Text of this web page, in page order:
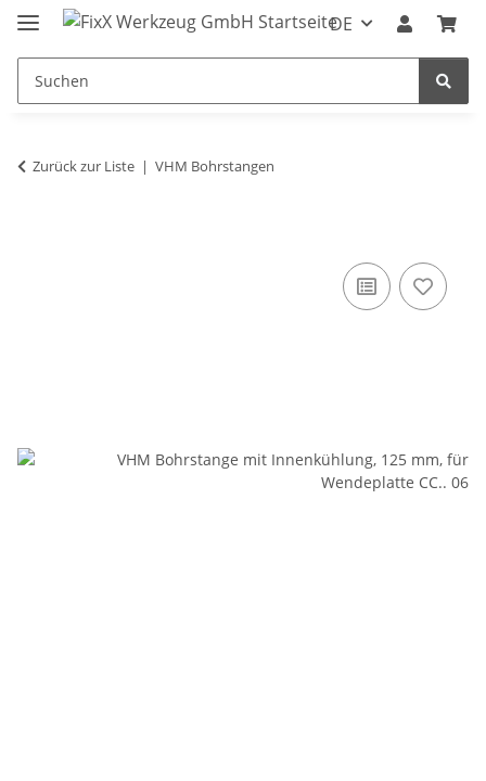
DE
Zurück zur Liste VHM Bohrstangen